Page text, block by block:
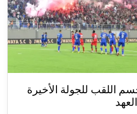
اللقب للجولة الأخيرة